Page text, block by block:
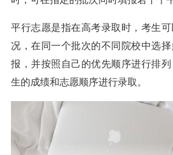
平行志愿是指在高考录取时，考生
况，在同一个批次的不同院校中选
报，并按照自己的优先顺序进行排
生的成绩和志愿顺序进行录取。